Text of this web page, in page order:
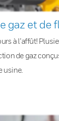
gaz et de
à l’affût!
de gaz
usine.